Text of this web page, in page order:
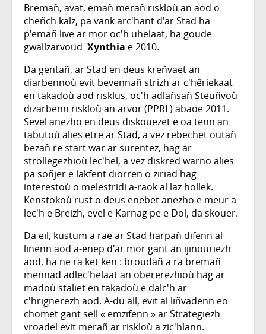
Bremañ, avat, emañ merañ riskloù an aod o
cheñch kalz, pa vank arc'hant d'ar Stad ha
p'emañ live ar mor oc'h uhelaat, ha goude
gwallzarvoud Xynthia e 2010.
Da gentañ, ar Stad en deus kreñvaet an
diarbennoù evit bevennañ strizh ar c'hêriekaat
en takadoù aod risklus, oc'h adlañsañ Steuñvoù
dizarbenn riskloù an arvor (PPRL) abaoe 2011.
Sevel anezho en deus diskouezet e oa tenn an
tabutoù alies etre ar Stad, a vez rebechet outañ
bezañ re start war ar surentez, hag ar
strollegezhioù lec'hel, a vez diskred warno alies
pa soñjer e lakfent diorren o ziriad hag
interestoù o melestridi a-raok al laz hollek.
Kenstokoù rust o deus enebet anezho e meur a
lec'h e Breizh, evel e Karnag pe e Dol, da skouer.
Da eil, kustum a rae ar Stad harpañ difenn al
linenn aod a-enep d'ar mor gant an ijinouriezh
aod, ha ne ra ket ken : broudañ a ra bremañ
mennad adlec'helaat an obererezhioù hag ar
madoù staliet en takadoù e dalc'h ar
c'hrignerezh aod. A-du all, evit al liñvadenn eo
chomet gant sell « emzifenn » ar Strategiezh
vroadel evit merañ ar riskloù a zic'hlann.